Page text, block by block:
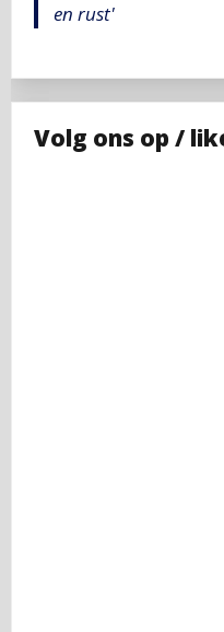
en rust'
Volg ons op /